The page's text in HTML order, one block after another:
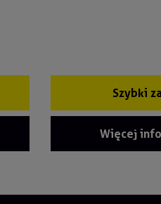
Szybki
Więcej